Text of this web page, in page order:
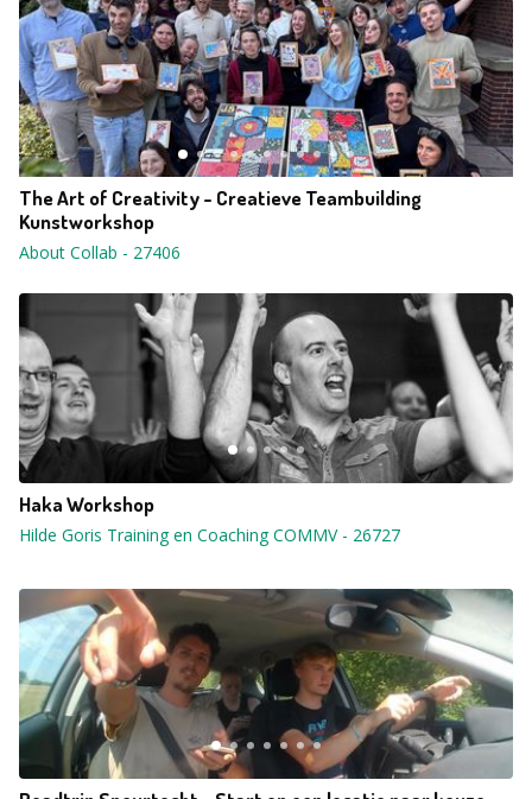
The Art of Creativity - Creatieve Teambuilding
Kunstworkshop
About Collab - 27406
Haka Workshop
Hilde Goris Training en Coaching COMMV- 26727